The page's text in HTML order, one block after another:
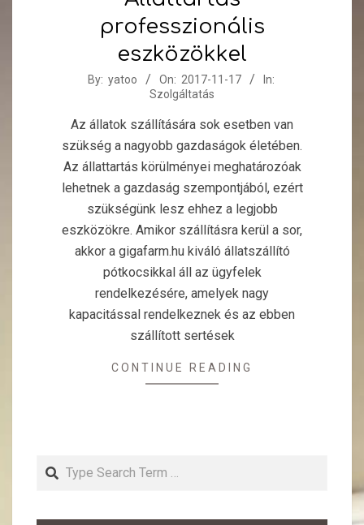
professzionális
eszközökkel
2017-
17
By: yatoo On: 2017-11-17
In:
Szolgáltatás
Az állatok szállítására sok esetben van
szükség a nagyobb gazdaságok életében.
Az állattartás körülményei meghatározóak
lehetnek a gazdaság szempontjából, ezért
szükségünk lesz ehhez a legjobb
eszközökre. Amikor szállításra kerül a sor,
akkor a gigafarm.hu kiváló állatszállító
pótkocsikkal áll az ügyfelek
rendelkezésére, amelyek nagy
kapacitással rendelkeznek és az ebben
szállított sertések
CONTINUE READING
Search